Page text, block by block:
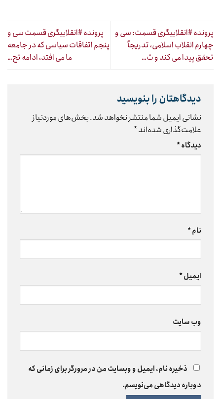
پرونده #انقلابیگری قسمت: سی و
چهارم انقلاب اسلامی، تدریجاً
تحقق پیدا می کند و ث…
پرونده #انقلابیگری قسمت سی و
پنجم اتفاقات سیاسی که در جامعه
ما می افتد، ادامه تح…
دیدگاهتان را بنویسید
نشانی ایمیل شما منتشر نخواهد شد.بخش‌های موردنیاز
علامت‌گذاری شده‌اند*
دیدگاه*
نام*
ایمیل*
وب‌ سایت
ذخیره نام، ایمیل و وبسایت من در مرورگر برای زمانی که
دوباره دیدگاهی می‌نویسم.